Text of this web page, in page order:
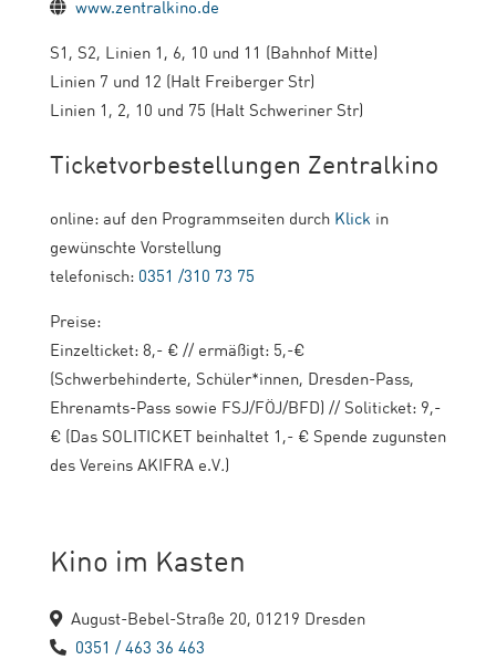
www.zentralkino.de
S1, S2, Linien 1, 6, 10 und 11 (Bahnhof Mitte)
Linien 7 und 12 (Halt Freiberger Str)
Linien 1, 2, 10 und 75 (Halt Schweriner Str)
Ticketvorbestellungen Zentralkino
online: auf den Programmseiten durch Klick in
gewünschte Vorstellung
telefonisch: 0351 /310 73 75
Preise:
Einzelticket: 8,- € // ermäßigt: 5,-€
(Schwerbehinderte, Schüler*innen, Dresden-Pass,
Ehrenamts-Pass sowie FSJ/FÖJ/BFD) // Soliticket: 9,-
€ (Das SOLITICKET beinhaltet 1,- € Spende zugunsten
des Vereins AKIFRA e.V.)
Kino im Kasten
August-Bebel-Straße 20, 01219 Dresden
0351 / 463 36 463